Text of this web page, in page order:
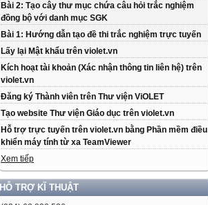
Bài 2: Tạo cây thư mục chứa câu hỏi trắc nghiệm
đồng bộ với danh mục SGK
Bài 1: Hướng dẫn tạo đề thi trắc nghiệm trực tuyến
Lấy lại Mật khẩu trên violet.vn
Kích hoạt tài khoản (Xác nhận thông tin liên hệ) trên
violet.vn
Đăng ký Thành viên trên Thư viện ViOLET
Tạo website Thư viện Giáo dục trên violet.vn
Hỗ trợ trực tuyến trên violet.vn bằng Phần mềm điều
khiển máy tính từ xa TeamViewer
Xem tiếp
HỖ TRỢ KĨ THUẬT